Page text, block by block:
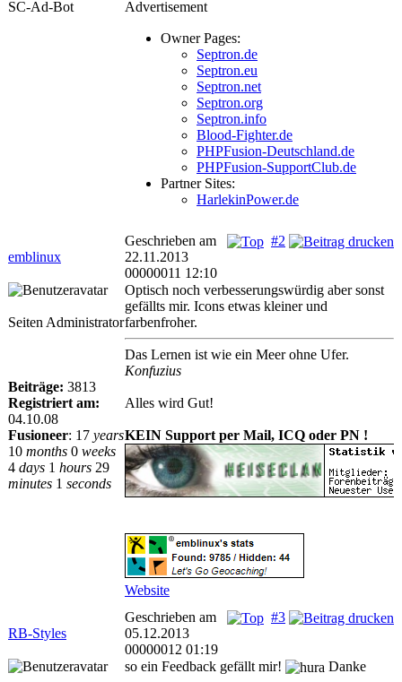
SC-Ad-Bot Advertisement
Owner Pages:
Septron.de
Septron.eu
Septron.net
Septron.org
Septron.info
Blood-Fighter.de
PHPFusion-Deutschland.de
PHPFusion-SupportClub.de
Partner Sites:
HarlekinPower.de
emblinux
#2
Geschrieben am
22.11.2013
00000011 12:10
Seiten Administrator
Beiträge: 3813
Registriert am:
04.10.08
Fusioneer: 17 years
10 months 0 weeks
4 days 1 hours 29
minutes 1 seconds
Optisch noch verbesserungswürdig aber sonst
gefällts mir. Icons etwas kleiner und
farbenfroher.
Das Lernen ist wie ein Meer ohne Ufer.
Konfuzius
Alles wird Gut!
KEIN Support per Mail, ICQ oder PN !
Website
RB-Styles
#3
Geschrieben am
05.12.2013
00000012 01:19
so ein Feedback gefällt mir! Danke